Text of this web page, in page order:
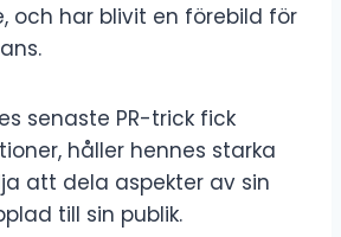
och har blivit en förebild för
senaste PR-trick fick
håller hennes starka
att dela aspekter av sin
till sin publik.